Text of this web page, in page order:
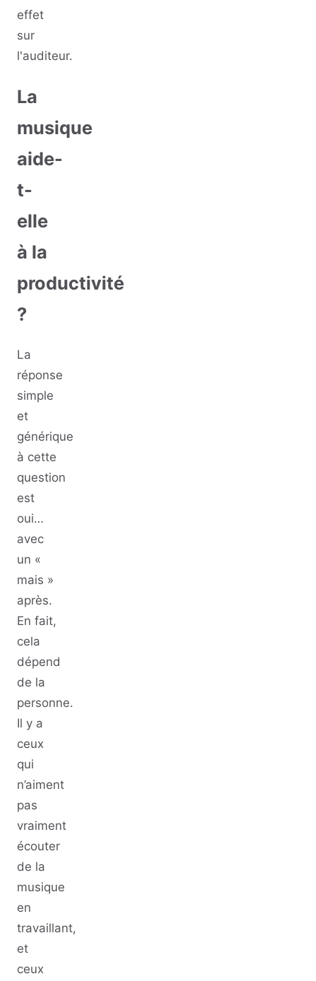
effet
sur
l'auditeur.
La
musique
aide-
t-
elle
à la
productivité
?
La
réponse
simple
et
générique
à cette
question
est
oui…
avec
un «
mais »
après.
En fait,
cela
dépend
de la
personne.
Il y a
ceux
qui
n’aiment
pas
vraiment
écouter
de la
musique
en
travaillant,
et
ceux